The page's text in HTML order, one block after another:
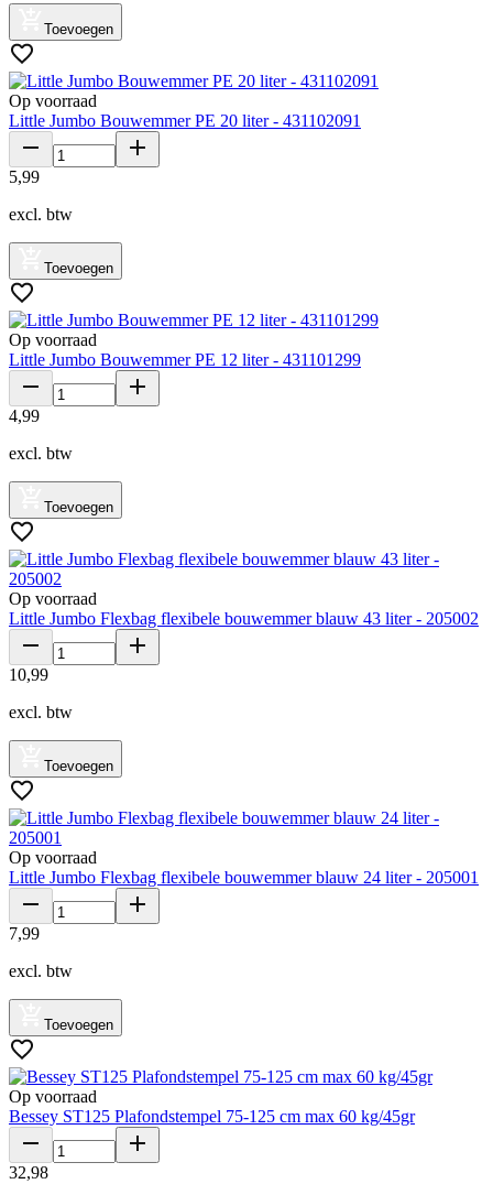
Toevoegen
Op voorraad
Little Jumbo Bouwemmer PE 20 liter - 431102091
5,99
excl. btw
Toevoegen
Op voorraad
Little Jumbo Bouwemmer PE 12 liter - 431101299
4,99
excl. btw
Toevoegen
Op voorraad
Little Jumbo Flexbag flexibele bouwemmer blauw 43 liter - 205002
10,99
excl. btw
Toevoegen
Op voorraad
Little Jumbo Flexbag flexibele bouwemmer blauw 24 liter - 205001
7,99
excl. btw
Toevoegen
Op voorraad
Bessey ST125 Plafondstempel 75-125 cm max 60 kg/45gr
32,98